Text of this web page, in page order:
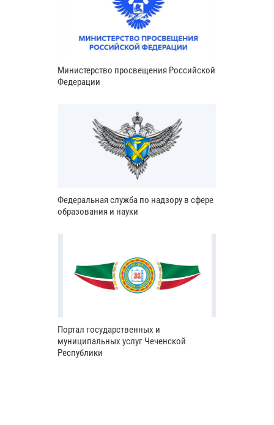
Министерство просвещения Российской
Федерации
Федеральная служба по надзору в сфере
образования и науки
Портал государственных и
муниципальных услуг Чеченской
Республики